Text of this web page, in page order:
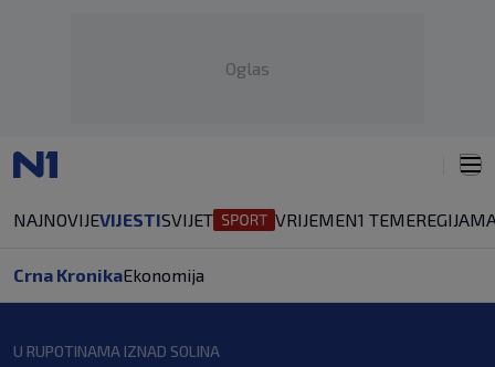
Oglas
NAJNOVIJEVIJESTISVIJET VRIJEMEN1 TEMEREGIJA
Crna KronikaEkonomija
U RUPOTINAMA IZNAD SOLINA